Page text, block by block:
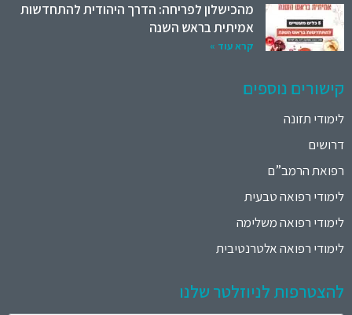
מהכישלון לפריחה: הדרך היהודית להתחדשות
אמיתית בראש השנה
קרא עוד »
קישורים נוספים
לימודי תזונה
דרושים
רפואת הרמב”ם
לימודי רפואה טבעית
לימודי רפואה משלימה
לימודי רפואה אלטרנטיבית
להצטרפות לניוזלטר שלנו